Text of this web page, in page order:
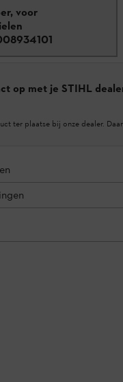
voor
op met je STIHL
ter plaatse bij onze dealer.